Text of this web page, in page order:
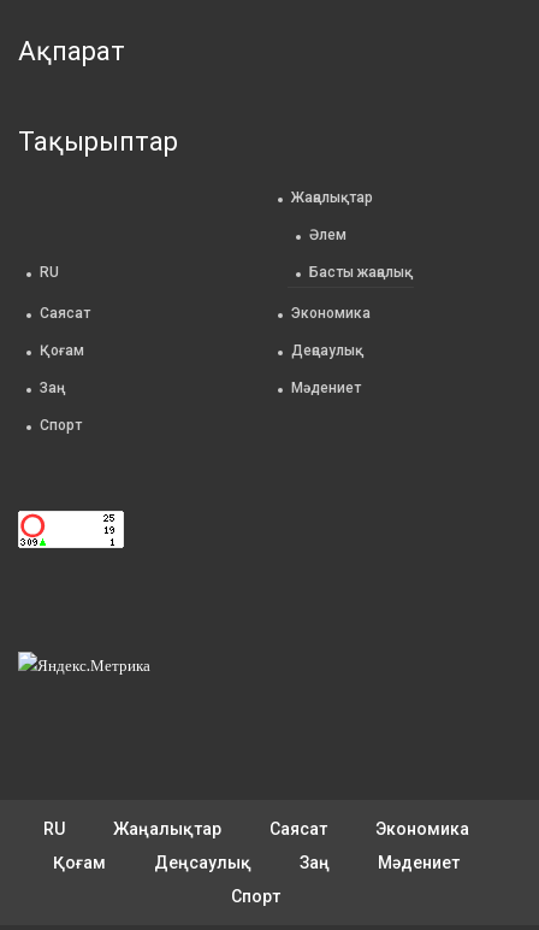
Ақпарат
Тақырыптар
RU
Жаңалықтар
Әлем
Басты жаңалық
Саясат Экономика
Қоғам Деңсаулық
Заң Мәдениет
Спорт
RU Жаңалықтар Саясат
Экономика
Қоғам
Деңсаулық Заң
Мәдениет
Спорт